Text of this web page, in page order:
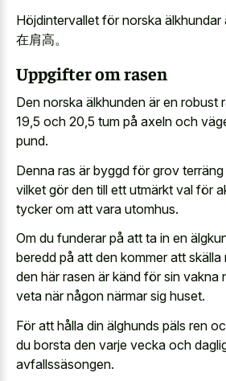
Höjdintervallet för norska älkhundar
在肩高。
Uppgifter om rasen
Den norska älkhunden är en robust
19,5 och 20,5 tum på axeln och
pund.
Denna ras är byggd för grov terräng
vilket gör den till ett utmärkt val för
tycker om att vara utomhus.
Om du funderar på att ta in en
beredd på att den kommer att
den här rasen är känd för sin vakna
veta när någon närmar sig huset.
För att hålla din älghunds päls ren
du borsta den varje vecka och
avfallssäsongen.